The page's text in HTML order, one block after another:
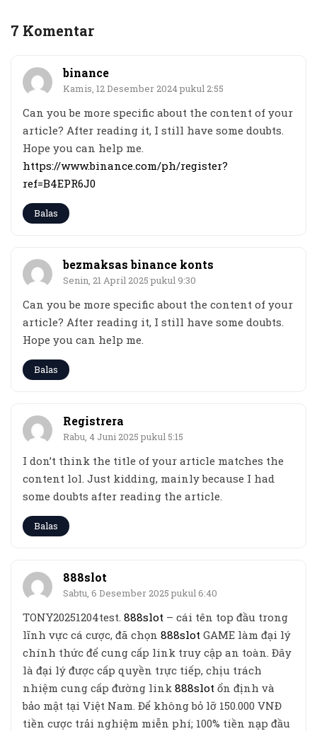
7 Komentar
binance
Kamis, 12 Desember 2024 pukul 2:55
Can you be more specific about the content of your
article? After reading it, I still have some doubts.
Hope you can help me.
https://www.binance.com/ph/register?
ref=B4EPR6J0
Balas
bezmaksas binance konts
Senin, 21 April 2025 pukul 9:30
Can you be more specific about the content of your
article? After reading it, I still have some doubts.
Hope you can help me.
Balas
Registrera
Rabu, 4 Juni 2025 pukul 5:15
I don’t think the title of your article matches the
content lol. Just kidding, mainly because I had
some doubts after reading the article.
Balas
888slot
Sabtu, 6 Desember 2025 pukul 6:40
TONY20251204test. 888slot – cái tên top đầu trong
lĩnh vực cá cược, đã chọn 888slot GAME làm đại lý
chính thức để cung cấp link truy cập an toàn. Đây
là đại lý được cấp quyền trực tiếp, chịu trách
nhiệm cung cấp đường link 888slot ổn định và
bảo mật tại Việt Nam. Để không bỏ lỡ 150.000 VNĐ
tiền cược trải nghiệm miễn phí; 100% tiền nạp đầu